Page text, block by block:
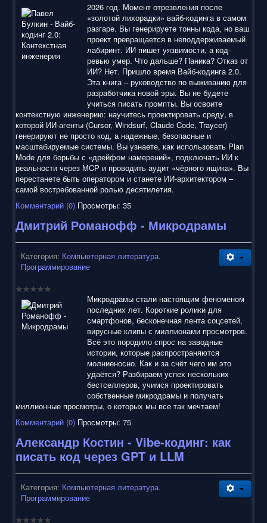
2026 год. Момент отрезвления после
«золотой лихорадки» вайб-кодинга в самом
разгаре. Вы генерируете тонны кода, но ваш
проект превращается в неподдерживаемый
лабиринт. ИИ пишет уязвимости, а код-
ревью умер. Что дальше? Паника? Отказ от
ИИ? Нет. Пришло время Вайб-кодинга 2.0.
Эта книга – руководство по выживанию для
разработчика новой эры. Вы не будете
учиться писать промпты. Вы освоите
контекстную инженерию: научитесь проектировать среду, в
которой ИИ-агенты (Cursor, Windsurf, Claude Code, Traycer)
генерируют не просто код, а надежные, безопасные и
масштабируемые системы. Вы узнаете, как использовать Plan
Mode для борьбы с «дрейфом намерений», подключать ИИ к
реальности через MCP и проводить аудит «чёрного ящика». Вы
перестанете быть оператором и станете ИИ-архитектором –
самой востребованной ролью десятилетия.
Комментарий (0) Просмотры: 35
Дмитрий Романофф - Микродрамы
Категория: Компьютерная литература.
Программирование
Микродрамы стали настоящим феноменом
последних лет. Короткие ролики для
смартфонов, бесконечная лента соцсетей,
вирусные клипы с миллионами просмотров.
Всё это породило спрос на заводные
истории, которые распространяются
молниеносно. Как и за счёт чего им это
удаётся? Разбираем успех нескольких
бестселлеров, учимся проектировать
собственные микродрамы и получать
миллионные просмотры, о которых мы все так мечтаем!
Комментарий (0) Просмотры: 75
Александр Костин - Vibe-кодинг: как
писать код через GPT и LLM
Категория: Компьютерная литература.
Программирование